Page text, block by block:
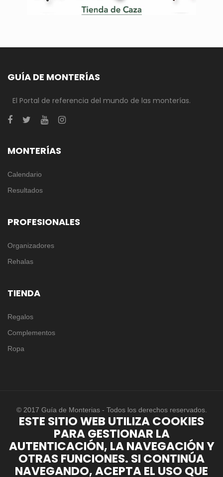
GUÍA DE MONTERÍAS
El Portal de referencia del mundo de las monterías.
MONTERÍAS
Calendario
Resultados
PROFESIONALES
Organizadores
Rehalas
TIENDA
Regalos
Complementos
Ropa
© 2017 Guía de Monterias - Todos los derechos reservados.
ESTE SITIO WEB UTILIZA COOKIES
PARA GESTIONAR LA
AUTENTICACIÓN, LA NAVEGACIÓN Y
OTRAS FUNCIONES. SI CONTINÚA
NAVEGANDO, ACEPTA EL USO QUE